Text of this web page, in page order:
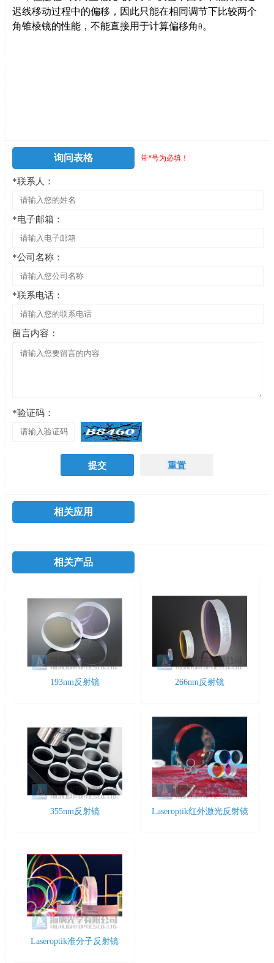
迟线移动过程中的偏移，因此只能在相同调节下比较两个
角锥棱镜的性能，不能直接用于计算偏移角θ 。
询问表格 带*号为必填！
*联系人：
*电子邮箱：
*公司名称：
*联系电话：
留言内容：
*验证码：
相关应用
相关产品
193nm反射镜 266nm反射镜
355nm反射镜 Laseroptik红外激光反射镜
Laseroptik准分子反射镜